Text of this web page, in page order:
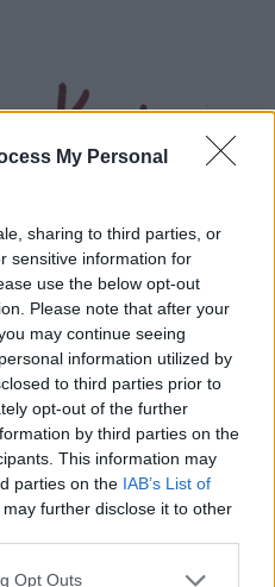
My Personal
sharing to third parties, or
sensitive information for
use the below opt-out
Please note that after your
may continue seeing
information utilized by
to third parties prior to
opt-out of the further
by third parties on the
This information may
parties on the IAB’s List of
may further disclose it to other
Opt Outs